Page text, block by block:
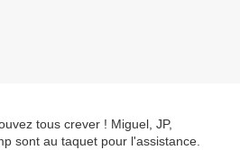
tous crever ! Miguel, JP,
sont au taquet pour l'assistance.